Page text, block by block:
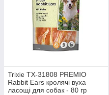
Trixie TX-31808 PREMIO
Rabbit Ears кролячі вуха
ласощі для собак - 80 гр